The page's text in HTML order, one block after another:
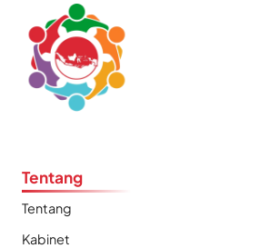
Tentang
Tentang
Kabinet